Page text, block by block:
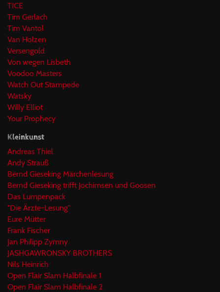
TICE
Tim Gerlach
Tim Vantol
Van Holzen
Versengold
Von wegen Lisbeth
Voodoo Masters
Watch Out Stampede
Watsky
Willy Elliot
Your Prophecy
Kleinkunst
Andreas Thiel
Andy Strauß
Bernd Gieseking Märchenlesung
Bernd Gieseking trifft Jochimsen und Goosen
Das Lumpenpack
"Die Ärzte-Lesung"
Eure Mütter
Frank Fischer
Jan Philipp Zymny
JASHGAWRONSKY BROTHERS
Nils Heinrich
Open Flair Slam Halbfinale 1
Open Flair Slam Halbfinale 2